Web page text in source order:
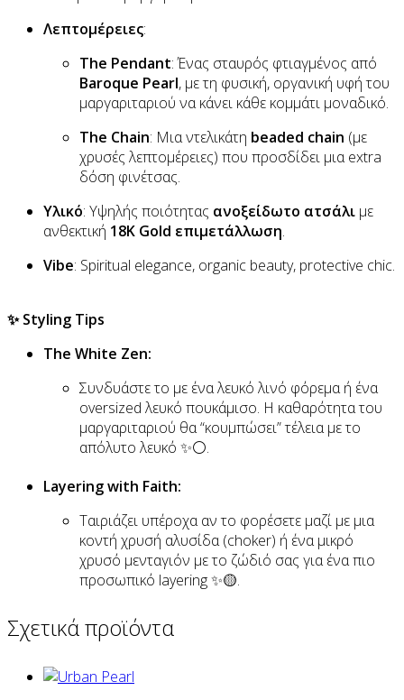
Λεπτομέρειες:
The Pendant: Ένας σταυρός φτιαγμένος από
Baroque Pearl, με τη φυσική, οργανική υφή του
μαργαριταριού να κάνει κάθε κομμάτι μοναδικό.
The Chain: Μια ντελικάτη beaded chain (με
χρυσές λεπτομέρειες) που προσδίδει μια extra
δόση φινέτσας.
Υλικό: Υψηλής ποιότητας ανοξείδωτο ατσάλι με
ανθεκτική 18K Gold επιμετάλλωση.
Vibe: Spiritual elegance, organic beauty, protective chic.
✨ Styling Tips
The White Zen:
Συνδυάστε το με ένα λευκό λινό φόρεμα ή ένα
oversized λευκό πουκάμισο. Η καθαρότητα του
μαργαριταριού θα “κουμπώσει” τέλεια με το
απόλυτο λευκό ✨⚪.
Layering with Faith:
Ταιριάζει υπέροχα αν το φορέσετε μαζί με μια
κοντή χρυσή αλυσίδα (choker) ή ένα μικρό
χρυσό μενταγιόν με το ζώδιό σας για ένα πιο
προσωπικό layering ✨🟡.
Σχετικά προϊόντα